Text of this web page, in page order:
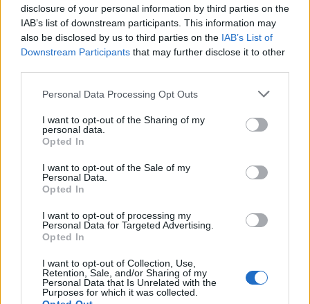
disclosure of your personal information by third parties on the
IAB’s list of downstream participants. This information may
also be disclosed by us to third parties on the IAB’s List of
Downstream Participants that may further disclose it to other
Please note that this website/app uses one or more Google
not limited to your visit or usage behaviour. You may click to
grant or deny consent to Google and its third-party tags to
use your data for below specified purposes in below Google
consent section.
Personal Data Processing Opt Outs
I want to opt-out of the Sharing of my
personal data.
Opted In
I want to opt-out of the Sale of my
Personal Data.
Opted In
I want to opt-out of processing my
Personal Data for Targeted Advertising.
Opted In
I want to opt-out of Collection, Use,
Retention, Sale, and/or Sharing of my
Personal Data that Is Unrelated with the
Purposes for which it was collected.
γειτονιά» του Βελισσάρη – Πανδαιμόνιο στο μαγαζί
με κέφι και άρωμα Αχαΐας ΒΙΝΤΕΟ